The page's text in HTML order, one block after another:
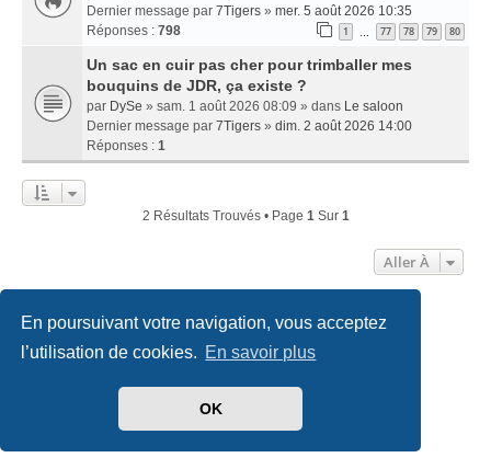
En poursuivant votre navigation, vous acceptez
l’utilisation de cookies. En savoir plus
OK
Dernier message par 7Tigers » mer. 5 août 2026 10:35
Réponses : 798 1 77 78 79 80
Un sac en cuir pas cher pour trimballer mes
bouquins de JDR, ça existe ?
par DySe » sam. 1 août 2026 08:09 » dans Le saloon
Dernier message par 7Tigers » dim. 2 août 2026 14:00
Réponses : 1
2 Résultats Trouvés • Page 1Sur 1
Aller À
Accueil Index du forum Nous contacter
phpBB-fr.com
created by INVENTEA & v12mike
Conditions